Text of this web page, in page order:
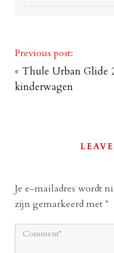
Previous post:
« Thule Urban Glide
kinderwagen
Je e-mailadres wordt
zijn gemarkeerd met*